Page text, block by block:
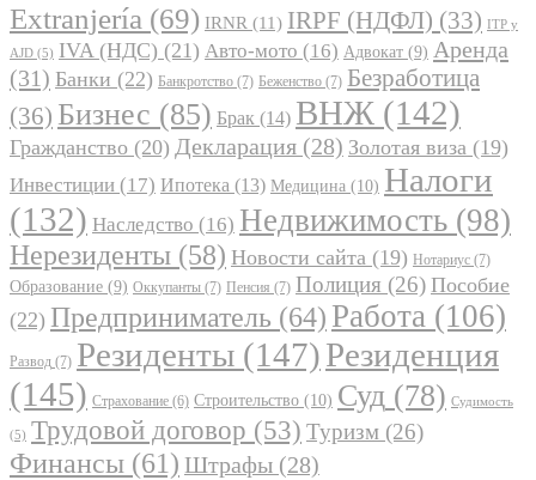
Extranjería (69) IRNR (11) IRPF (НДФЛ) (33) ITP y
AJD (5) IVA (НДС) (21) Авто-мото (16) Адвокат (9) Аренда
(31) Банки (22) Банкротство (7) Беженство (7) Безработица
(36) Бизнес (85) Брак (14) ВНЖ (142)
Гражданство (20) Декларация (28) Золотая виза (19)
Инвестиции (17) Ипотека (13) Медицина (10) Налоги
(132) Наследство (16) Недвижимость (98)
Нерезиденты (58) Новости сайта (19) Нотариус (7)
Образование (9) Оккупанты (7) Пенсия (7) Полиция (26) Пособие
(22) Предприниматель (64) Работа (106)
Развод (7) Резиденты (147)Резиденция
(145) Страхование (6) Строительство (10) Суд (78) Судимость
(5) Трудовой договор (53) Туризм (26)
Финансы (61) Штрафы (28)